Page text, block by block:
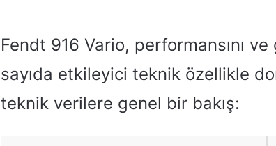
Fendt 916 Vario, performansını
sayıda etkileyici teknik özellikle
teknik verilere genel bir bakış: